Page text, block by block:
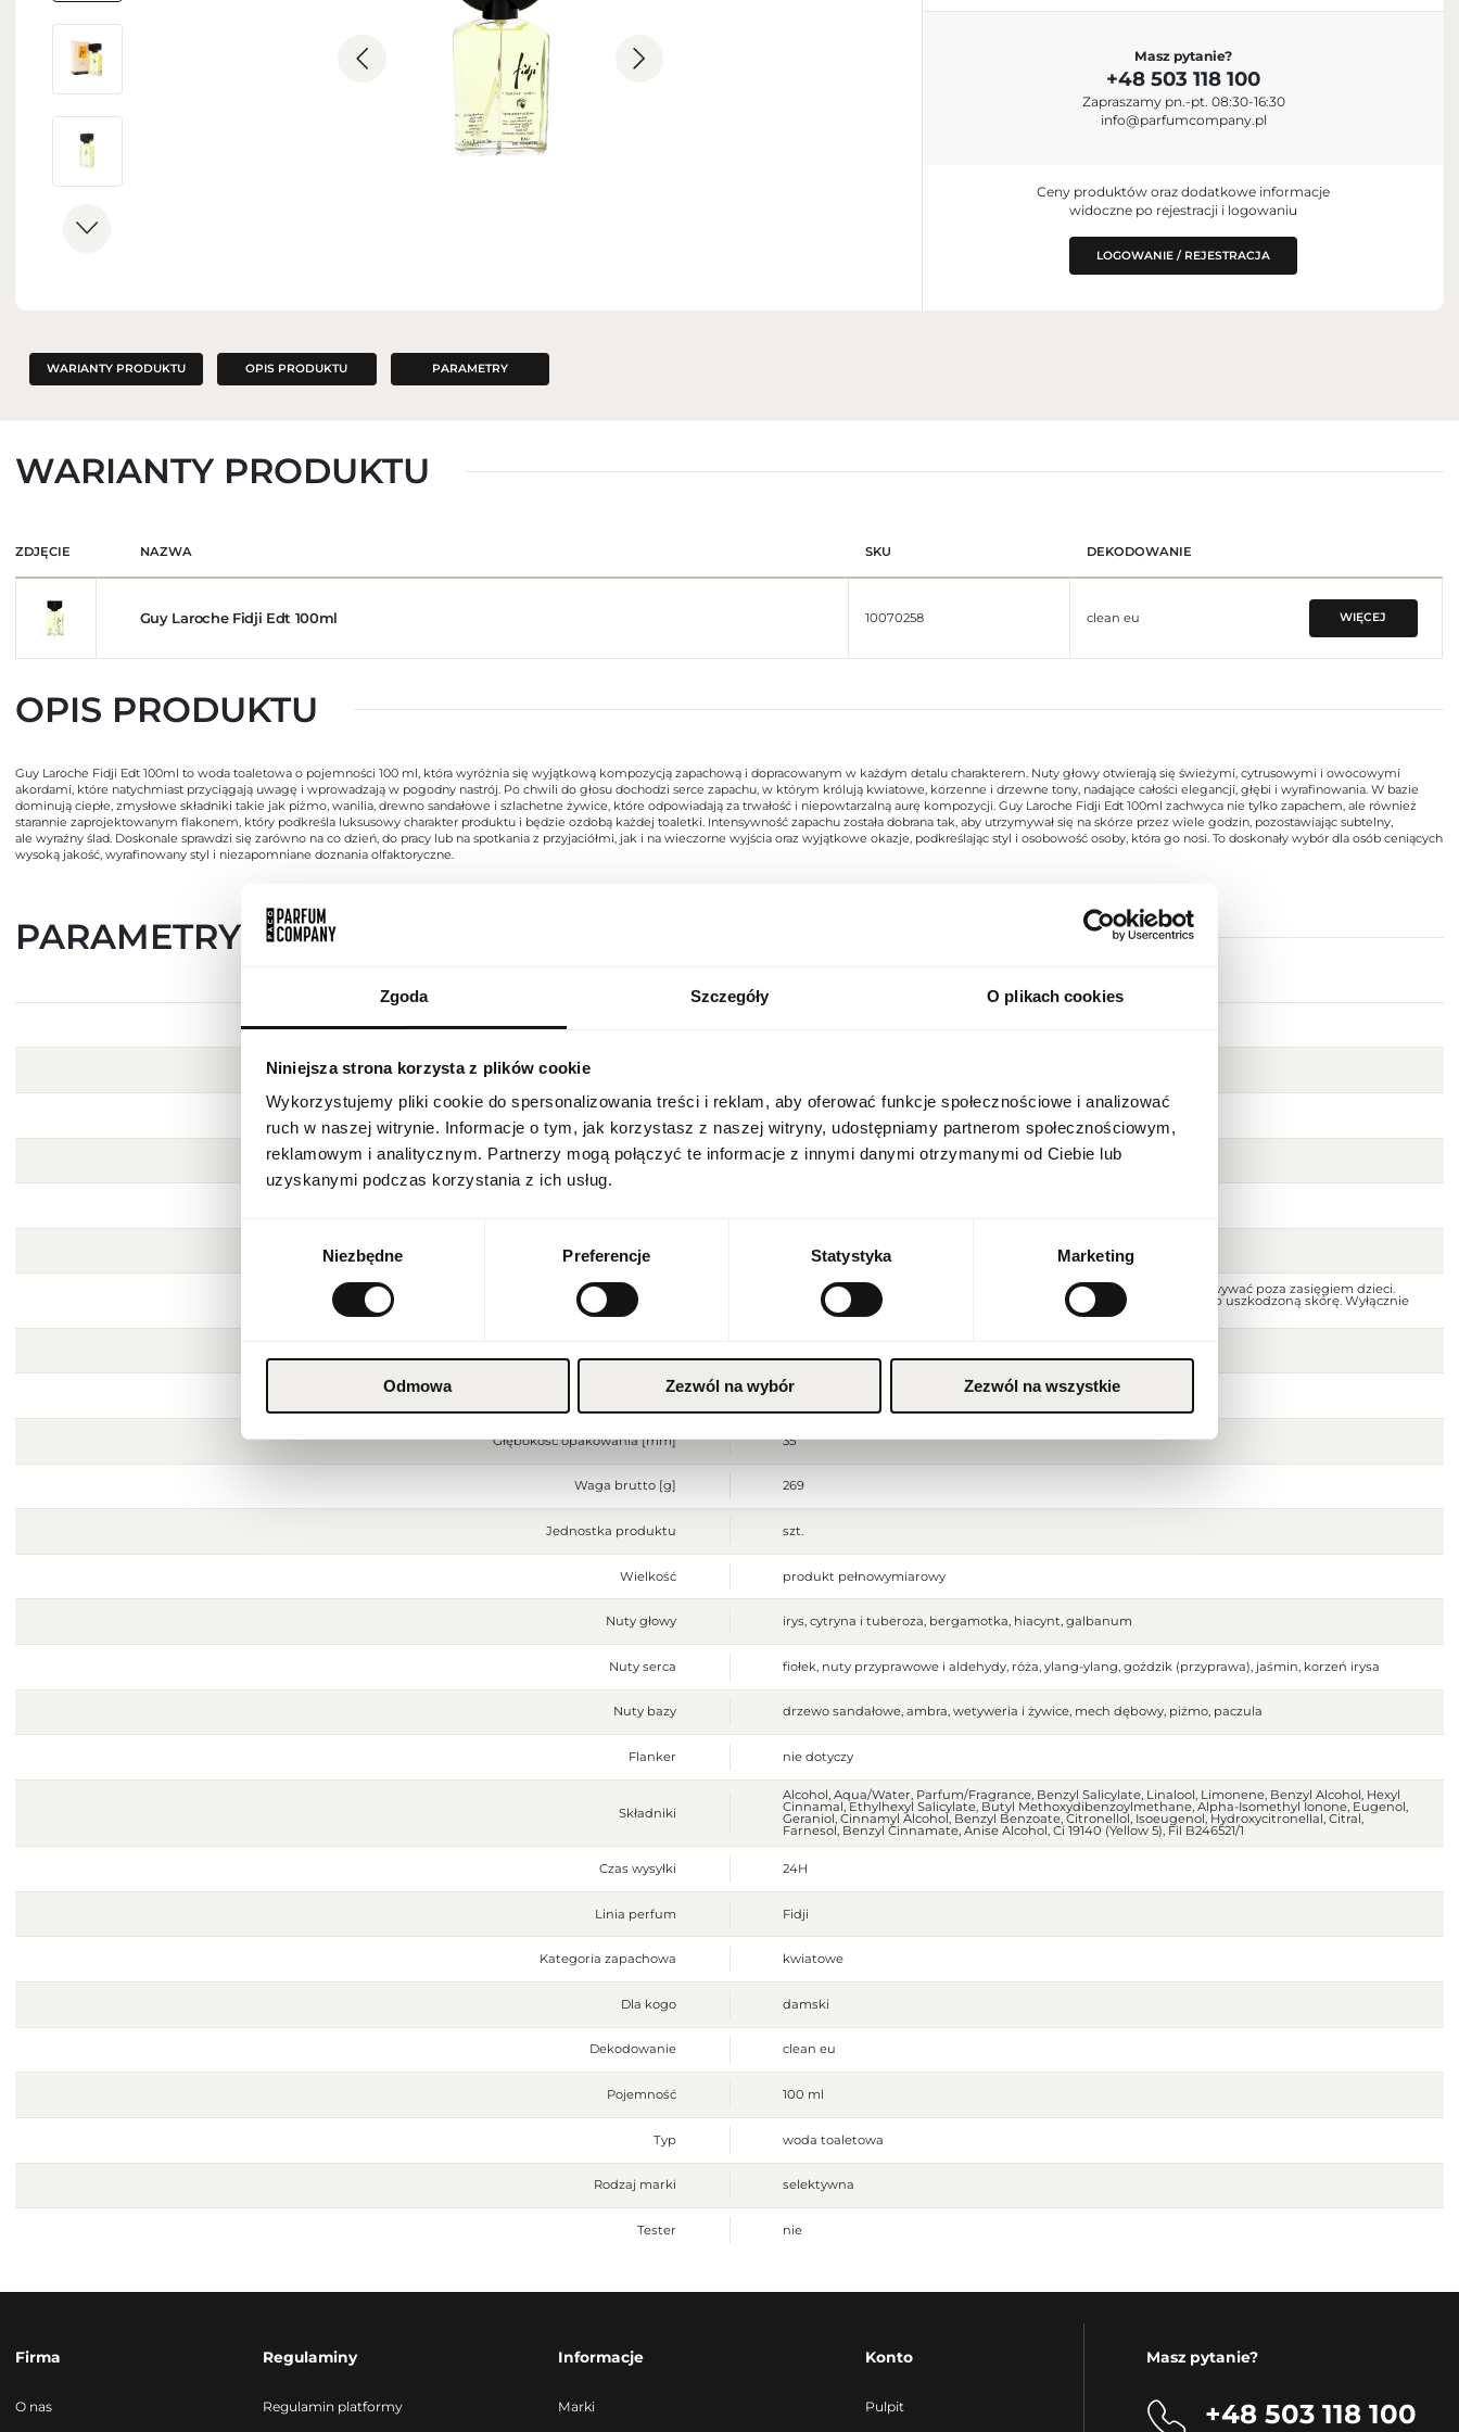
Zgoda Szczegóły O plikach cookies
Niniejsza strona korzysta z plików cookie
Wykorzystujemy pliki cookie do spersonalizowania treści i reklam, aby oferować funkcje społecznościowe i analizować
ruch w naszej witrynie. Informacje o tym, jak korzystasz z naszej witryny, udostępniamy partnerom społecznościowym,
reklamowym i analitycznym. Partnerzy mogą połączyć te informacje z innymi danymi otrzymanymi od Ciebie lub
uzyskanymi podczas korzystania z ich usług.
Wybór
Niezbędne Preferencje Statystyka Marketing
Odmowa Zezwól na wybór Zezwól na wszystkie
ZAPACHY DO WNĘTRZ
Masz pytanie?
+48 503 118 100
Zapraszamy pn.-pt. 08:30-16:30
info@parfumcompany.pl
Ceny produktów oraz dodatkowe informacje
widoczne po rejestracji i logowaniu
LOGOWANIE / REJESTRACJA
WARIANTY PRODUKTU OPIS PRODUKTU PARAMETRY
WARIANTY PRODUKTU
ZDJĘCIE NAZWA SKU DEKODOWANIE
Guy Laroche Fidji Edt 100ml 10070258 clean eu WIĘCEJ
OPIS PRODUKTU
Guy Laroche Fidji Edt 100ml to woda toaletowa o pojemności 100 ml, która wyróżnia się wyjątkową kompozycją zapachową i dopracowanym w każdym detalu charakterem. Nuty głowy otwierają się świeżymi, cytrusowymi i owocowymi
akordami, które natychmiast przyciągają uwagę i wprowadzają w pogodny nastrój. Po chwili do głosu dochodzi serce zapachu, w którym królują kwiatowe, korzenne i drzewne tony, nadające całości elegancji, głębi i wyrafinowania. W bazie
dominują ciepłe, zmysłowe składniki takie jak piżmo, wanilia, drewno sandałowe i szlachetne żywice, które odpowiadają za trwałość i niepowtarzalną aurę kompozycji. Guy Laroche Fidji Edt 100ml zachwyca nie tylko zapachem, ale również
starannie zaprojektowanym flakonem, który podkreśla luksusowy charakter produktu i będzie ozdobą każdej toaletki. Intensywność zapachu została dobrana tak, aby utrzymywał się na skórze przez wiele godzin, pozostawiając subtelny,
ale wyraźny ślad. Doskonale sprawdzi się zarówno na co dzień, do pracy lub na spotkania z przyjaciółmi, jak i na wieczorne wyjścia oraz wyjątkowe okazje, podkreślając styl i osobowość osoby, która go nosi. To doskonały wybór dla osób ceniących
wysoką jakość, wyrafinowany styl i niezapomniane doznania olfaktoryczne.
PARAMETRY
Francja
Kod CN 3303 00 90
Stan produktu nowy
Ostrzeżenia
Produkt łatwopalny. Trzymać z dala od ognia i źródeł ciepła. Przechowywać poza zasięgiem dzieci.
Przechowywać w chłodnym miejscu. Nie stosować na podrażnioną lub uszkodzoną skórę. Wyłącznie
do użytku zewnętrznego.
Wysokość opakowania [mm] 140
Głębokość opakowania [mm] 35
Waga brutto [g] 269
Jednostka produktu szt.
Wielkość produkt pełnowymiarowy
Nuty głowy irys, cytryna i tuberoza, bergamotka, hiacynt, galbanum
Nuty serca fiołek, nuty przyprawowe i aldehydy, róża, ylang-ylang, goździk (przyprawa), jaśmin, korzeń irysa
Nuty bazy drzewo sandałowe, ambra, wetyweria i żywice, mech dębowy, piżmo, paczula
Flanker nie dotyczy
Składniki
Alcohol, Aqua/Water, Parfum/Fragrance, Benzyl Salicylate, Linalool, Limonene, Benzyl Alcohol, Hexyl
Cinnamal, Ethylhexyl Salicylate, Butyl Methoxydibenzoylmethane, Alpha-Isomethyl Ionone, Eugenol,
Geraniol, Cinnamyl Alcohol, Benzyl Benzoate, Citronellol, Isoeugenol, Hydroxycitronellal, Citral,
Farnesol, Benzyl Cinnamate, Anise Alcohol, Ci 19140 (Yellow 5), Fil B246521/1
Czas wysyłki 24H
Linia perfum Fidji
Kategoria zapachowa kwiatowe
Dla kogo damski
Dekodowanie clean eu
Pojemność 100 ml
Typ woda toaletowa
Rodzaj marki selektywna
Tester nie
Firma
O nas
Regulaminy
Regulamin platformy
Informacje
Marki
Konto
Pulpit
Masz pytanie?
+48 503 118 100
USTAWIENIA REGIONALNE
Lokalizacja
Polska
Język
ZAPISZ